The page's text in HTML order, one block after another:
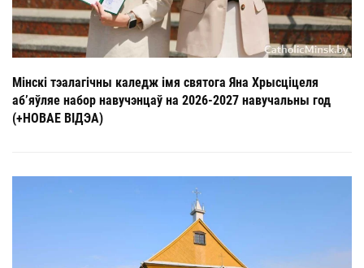
Мінскі тэалагічны каледж імя святога Яна Хрысціцеля
аб’яўляе набор навучэнцаў на 2026-2027 навучальны год
(+НОВАЕ ВІДЭА)